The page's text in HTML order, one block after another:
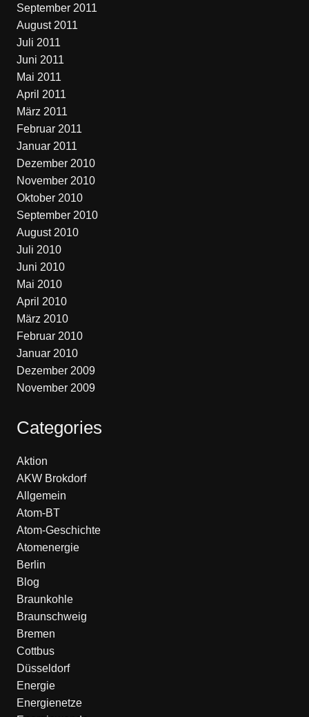
September 2011
August 2011
Juli 2011
Juni 2011
Mai 2011
April 2011
März 2011
Februar 2011
Januar 2011
Dezember 2010
November 2010
Oktober 2010
September 2010
August 2010
Juli 2010
Juni 2010
Mai 2010
April 2010
März 2010
Februar 2010
Januar 2010
Dezember 2009
November 2009
Categories
Aktion
AKW Brokdorf
Allgemein
Atom-BT
Atom-Geschichte
Atomenergie
Berlin
Blog
Braunkohle
Braunschweig
Bremen
Cottbus
Düsseldorf
Energie
Energienetze